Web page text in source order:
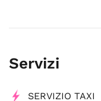
Servizi
SERVIZIO TAXI